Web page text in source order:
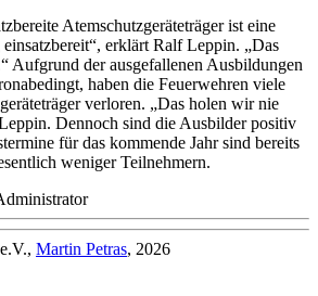
Atemschutzgeräteträger ist eine
erklärt Ralf Leppin. „Das
Aufgrund der ausgefallenen Ausbildungen
haben die Feuerwehren viele
verloren. „Das holen wir nie
Dennoch sind die Ausbilder positiv
für das kommende Jahr sind bereits
weniger Teilnehmern.
Martin Petras, 2026